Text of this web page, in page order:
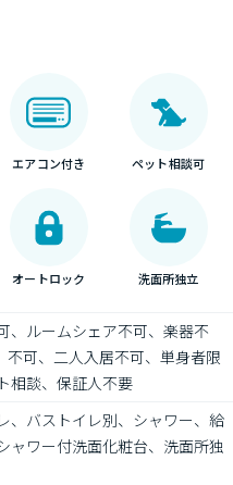
エアコン付き ペット相談可
オートロック 洗面所独立
、ルームシェア不可、楽器不
不可、二人入居不可、単身者限
相談、保証人不要
、バストイレ別、シャワー、給
ャワー付洗面化粧台、洗面所独